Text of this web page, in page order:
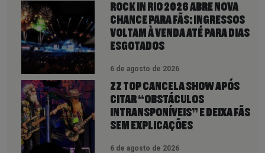
ROCK IN RIO 2026 ABRE NOVA
CHANCE PARA FÃS: INGRESSOS
VOLTAM À VENDA ATÉ PARA DIAS
ESGOTADOS
6 de agosto de 2026
ZZ TOP CANCELA SHOW APÓS
CITAR “OBSTÁCULOS
INTRANSPONÍVEIS” E DEIXA FÃS
SEM EXPLICAÇÕES
6 de agosto de 2026